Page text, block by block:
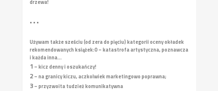
drzewa!
• • •
Używam także sześciu (od zera do pięciu) kategorii oceny okładek
rekomendowanych książek:0 – katastrofa artystyczna, poznawcza
i każda inna...
1 – kicz denny i oszukańczy!
2– na granicy kiczu, aczkolwiek marketingowo poprawna;
3– przyzwoita tudzież komunikatywna